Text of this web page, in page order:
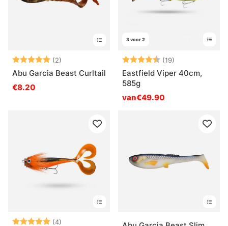
Beoordeling:
(2)
Abu Garcia Beast Curltail
€8.20
3 voor 2
Beoordeling:
(19)
Eastfield Viper 40cm,
585g
van€49.90
Beoordeling:
(4)